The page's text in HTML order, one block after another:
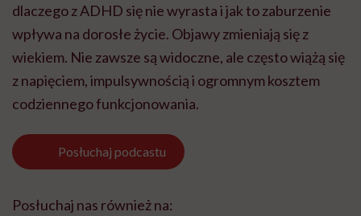
dlaczego z ADHD się nie wyrasta i jak to zaburzenie
wpływa na dorosłe życie. Objawy zmieniają się z
wiekiem. Nie zawsze są widoczne, ale często wiążą się
z napięciem, impulsywnością i ogromnym kosztem
codziennego funkcjonowania.
Posłuchaj podcastu
Posłuchaj nas również na: